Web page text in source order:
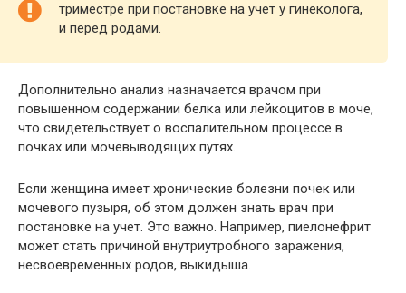
триместре при постановке на учет у гинеколога,
и перед родами.
Дополнительно анализ назначается врачом при
повышенном содержании белка или лейкоцитов в моче,
что свидетельствует о воспалительном процессе в
почках или мочевыводящих путях.
Если женщина имеет хронические болезни почек или
мочевого пузыря, об этом должен знать врач при
постановке на учет. Это важно. Например, пиелонефрит
может стать причиной внутриутробного заражения,
несвоевременных родов, выкидыша.